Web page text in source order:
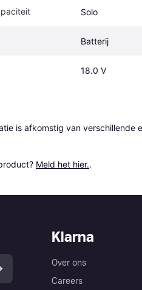
Solo
Batterij
18.0 V
is afkomstig van verschillende
Meld het hier..
Klarna
Over ons
Careers